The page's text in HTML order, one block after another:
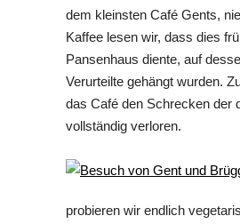
dem kleinsten Café Gents,
Kaffee lesen wir, dass dies
Pansenhaus diente, auf
Verurteilte gehängt wurden.
das Café den Schrecken der
vollständig verloren.
probieren wir endlich